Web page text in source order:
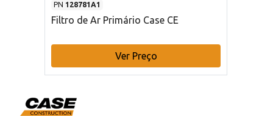
PN 128781A1
Filtro de Ar Primário Case CE
Ver Preço